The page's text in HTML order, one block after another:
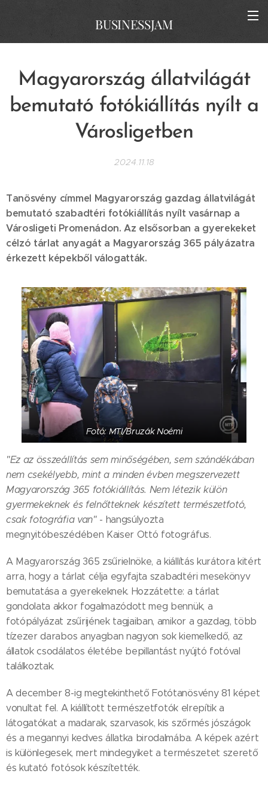
BUSINESSJAM
Magyarország állatvilágát
bemutató fotókiállítás nyílt a
Városligetben
2024.11.18
Tanösvény címmel Magyarország gazdag állatvilágát
bemutató szabadtéri fotókiállítás nyílt vasárnap a
Városligeti Promenádon. Az elsősorban a gyerekeket
célzó tárlat anyagát a Magyarország 365 pályázatra
érkezett képekből válogatták.
Fotó: MTI/Bruzák Noémi
"Ez az összeállítás sem minőségében, sem szándékában
nem csekélyebb, mint a minden évben megszervezett
Magyarország 365 fotókiállítás. Nem létezik külön
gyermekeknek és felnőtteknek készített természetfotó,
csak fotográfia van"- hangsúlyozta
megnyitóbeszédében Kaiser Ottó fotográfus.
A Magyarország 365 zsűrielnöke, a kiállítás kurátora kitért
arra, hogy a tárlat célja egyfajta szabadtéri mesekönyv
bemutatása a gyerekeknek. Hozzátette: a tárlat
gondolata akkor fogalmazódott meg bennük, a
fotópályázat zsűrijének tagjaiban, amikor a gazdag, több
tízezer darabos anyagban nagyon sok kiemelkedő, az
állatok csodálatos életébe bepillantást nyújtó fotóval
találkoztak.
A december 8-ig megtekinthető Fotótanösvény 81 képet
vonultat fel. A kiállított természetfotók elrepítik a
látogatókat a madarak, szarvasok, kis szőrmés jószágok
és a megannyi kedves állatka birodalmába. A képek azért
is különlegesek, mert mindegyiket a természetet szerető
és kutató fotósok készítették.